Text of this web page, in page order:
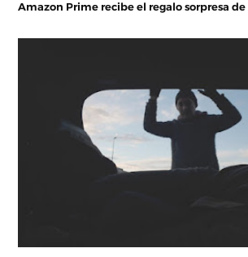
Amazon Prime recibe el regalo sorpresa